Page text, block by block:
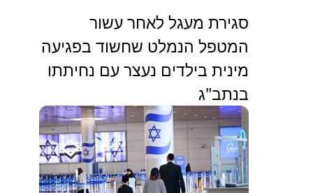
סגירת מעגל לאחר עשור
המטפל הנמלט שחשוד בפגיעה
מינית בילדים נעצר עם נחיתתו
בנתב"ג